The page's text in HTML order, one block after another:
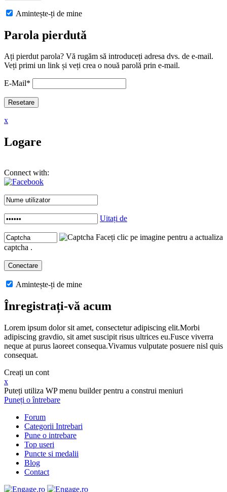
Amintește-ți de mine
Parola pierdută
Ați pierdut parola? Vă rugăm să introduceți adresa dvs. de e-mail.
Veți primi un link și veți crea o nouă parolă prin e-mail.
E-Mail*
x
Logare
Connect with:
Uitați de
Faceți clic pe imagine pentru a actualiza
captcha .
Amintește-ți de mine
Înregistrați-vă acum
Lorem ipsum dolor sit amet, consectetur adipiscing elit.Morbi
adipiscing gravdio, sit amet suscipit risus ultrices eu.Fusce viverra
neque at purus laoreet consequa.Vivamus vulputate posuere nisl quis
consequat.
Creați un cont
x
Puteți utiliza WP menu builder pentru a construi meniuri
Puneți o întrebare
Forum
Categorii Intrebari
Pune o intrebare
Top useri
Puncte si medalii
Blog
Contact